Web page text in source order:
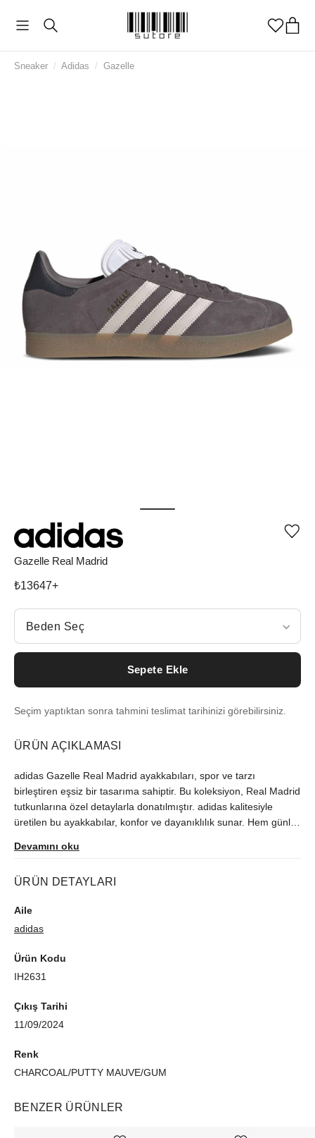
Sneaker / Adidas / Gazelle
Gazelle Real Madrid
₺13647+
Beden Seç
Beden Seç
Sepete Ekle
Seçim yaptıktan sonra tahmini teslimat tarihinizi görebilirsiniz.
ÜRÜN AÇIKLAMASI
adidas Gazelle Real Madrid ayakkabıları, spor ve tarzı
birleştiren eşsiz bir tasarıma sahiptir. Bu koleksiyon, Real Madrid
tutkunlarına özel detaylarla donatılmıştır. adidas kalitesiyle
üretilen bu ayakkabılar, konfor ve dayanıklılık sunar. Hem günlük
Devamını oku
ÜRÜN DETAYLARI
Aile
adidas
Ürün Kodu
IH2631
Çıkış Tarihi
11/09/2024
Renk
CHARCOAL/PUTTY MAUVE/GUM
BENZER ÜRÜNLER